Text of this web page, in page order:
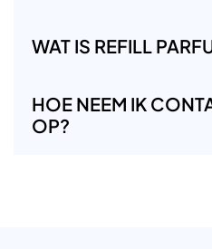
WAT IS REFILL
HOE NEEM IK
OP?